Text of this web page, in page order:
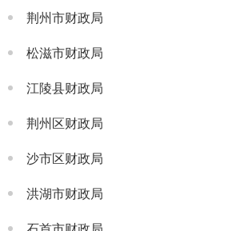
荆州市财政局
松滋市财政局
江陵县财政局
荆州区财政局
沙市区财政局
洪湖市财政局